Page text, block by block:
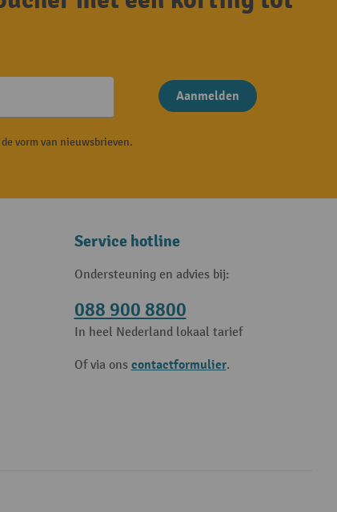
Aanmelden
vorm van nieuwsbrieven.
Service hotline
Ondersteuning en advies bij:
088 900 8800
In heel Nederland lokaal tarief
Of via ons contactformulier.